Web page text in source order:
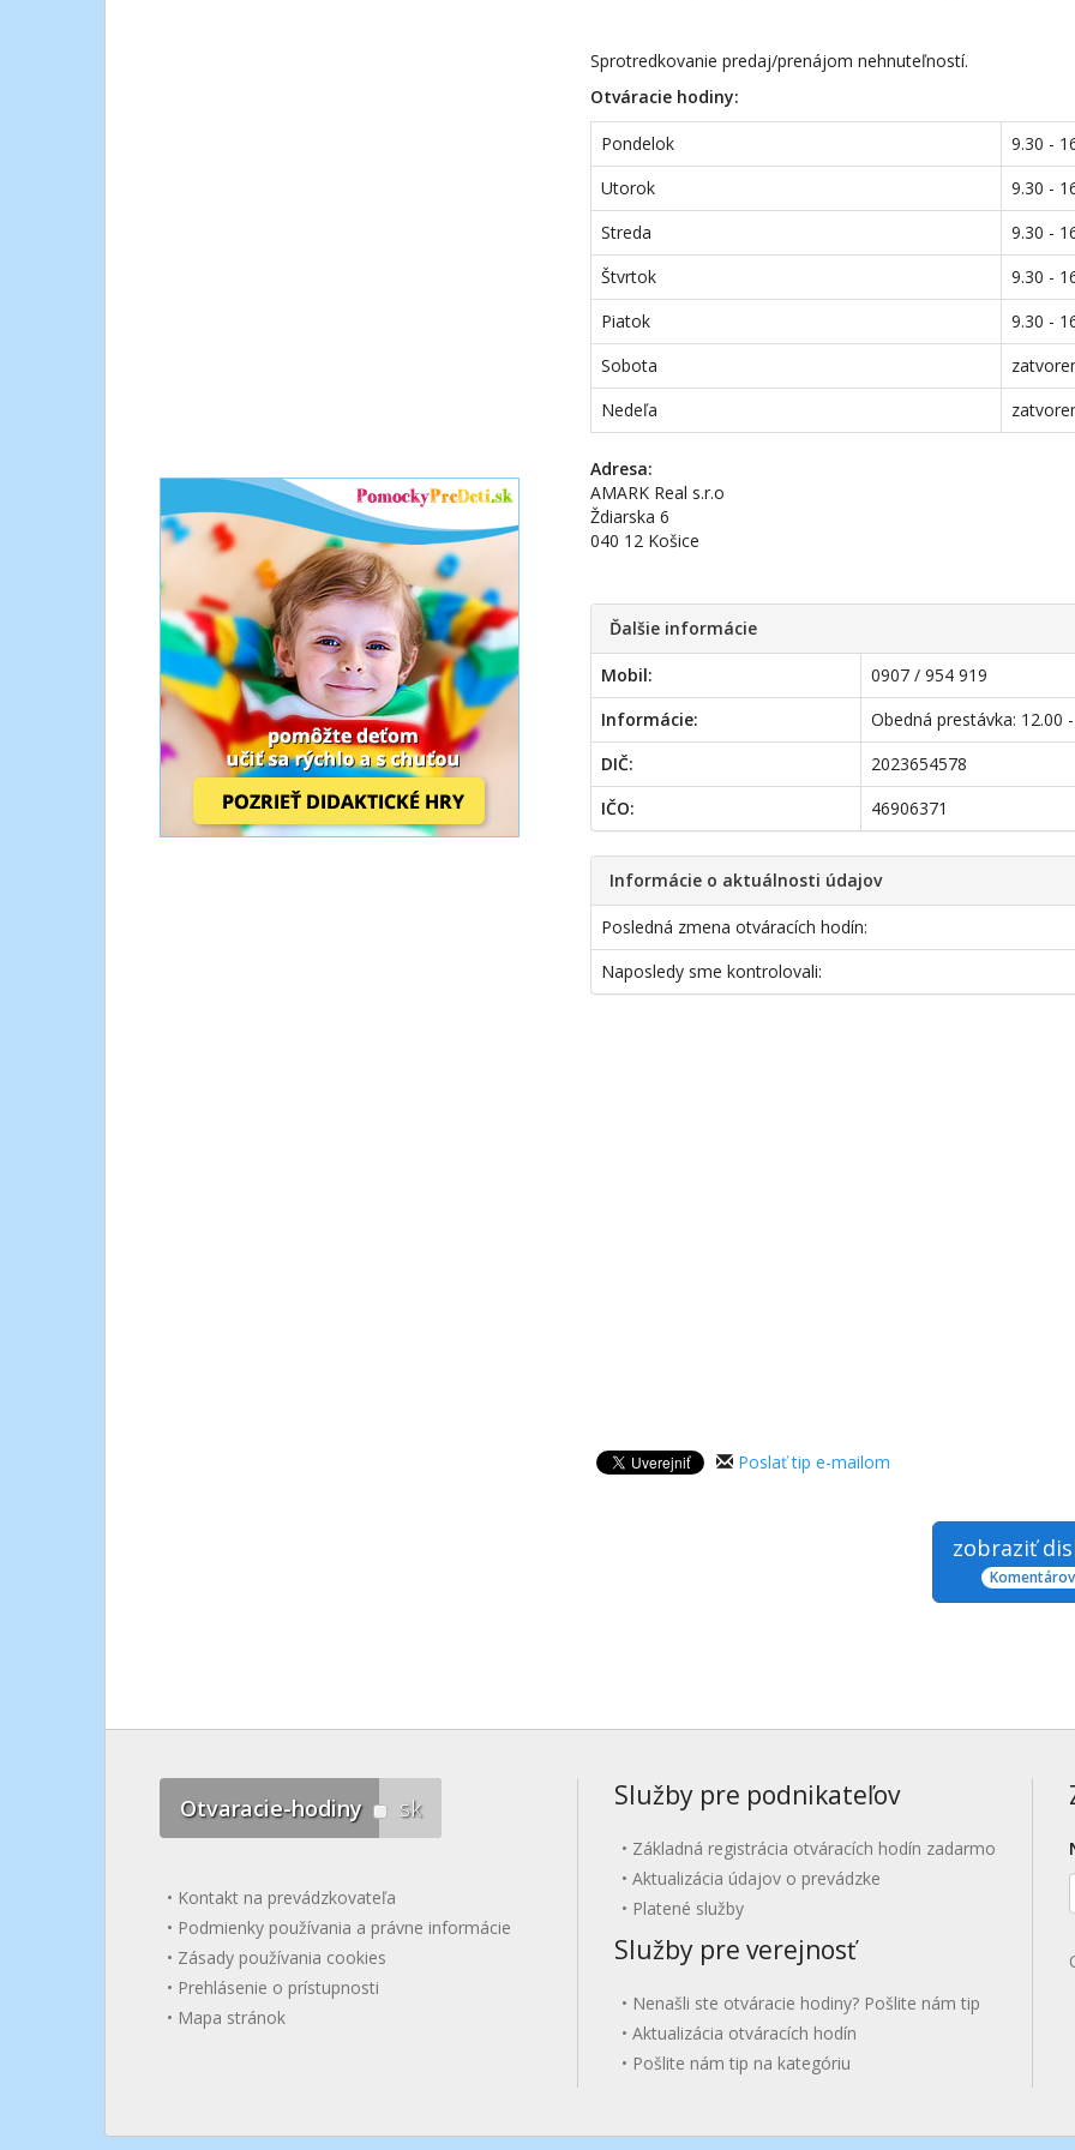
Sprotredkovanie predaj/prenájom nehnuteľností.
Otváracie hodiny:
Pondelok
9.30 -
Utorok
9.30 -
Streda
9.30 -
Štvrtok
9.30 -
Piatok
9.30 -
Sobota
Nedeľa
Adresa:
AMARK Real s.r.o
Ždiarska 6
040 12 Košice
Ďalšie informácie
Mobil:
0907 / 954 919
Informácie:
Obedná prestávka: 12.00
DIČ:
2023654578
IČO:
46906371
Informácie o aktuálnosti údajov
Posledná zmena otváracích hodín:
Naposledy sme kontrolovali:
Poslať tip e-mailom
zobraziť
Otvaracie-hodiny sk
Kontakt na prevádzkovateľa
Podmienky používania a právne informácie
Zásady používania cookies
Prehlásenie o prístupnosti
Mapa stránok
Služby pre podnikateľov
Základná registrácia otváracích hodín zadarmo
Aktualizácia údajov o prevádzke
Platené služby
Služby pre verejnosť
Nenašli ste otváracie hodiny? Pošlite nám tip
Aktualizácia otváracích hodín
Pošlite nám tip na kategóriu
E-